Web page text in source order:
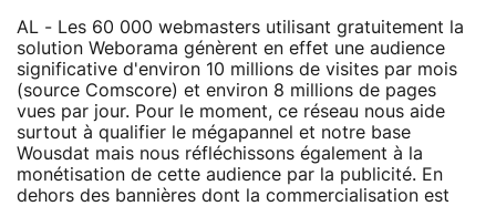
AL - Les 60 000 webmasters utilisant gratuitement la
solution Weborama génèrent en effet une audience
significative d'environ 10 millions de visites par mois
(source Comscore) et environ 8 millions de pages
vues par jour. Pour le moment, ce réseau nous aide
surtout à qualifier le mégapannel et notre base
Wousdat mais nous réfléchissons également à la
monétisation de cette audience par la publicité. En
dehors des bannières dont la commercialisation est